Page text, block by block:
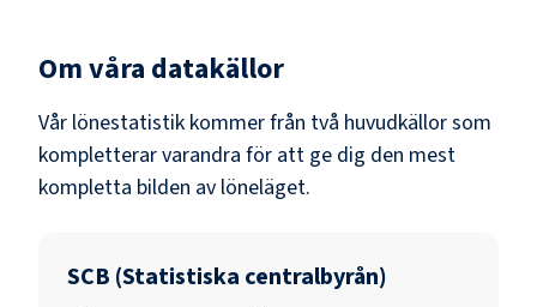
Om våra datakällor
Vår lönestatistik kommer från två huvudkällor som
kompletterar varandra för att ge dig den mest
kompletta bilden av löneläget.
SCB (Statistiska centralbyrån)